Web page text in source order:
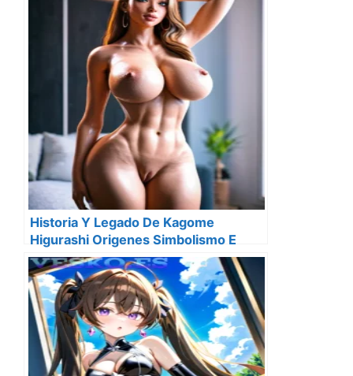
Historia Y Legado De Kagome
Higurashi Origenes Simbolismo E
Impacto Cultural En 2025